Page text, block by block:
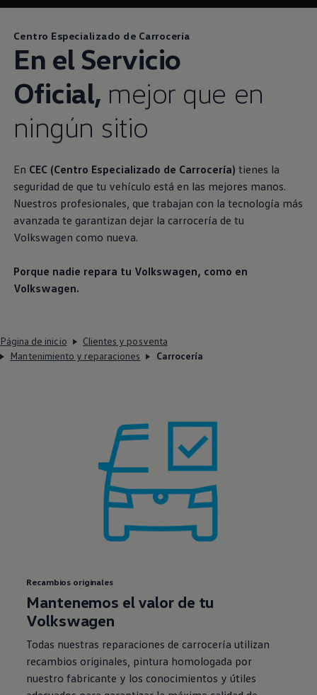
Centro Especializado de Carrocería
En el Servicio
Oficial, mejor que en
ningún sitio
En CEC (Centro Especializado de Carrocería) tienes la
seguridad de que tu vehículo está en las mejores manos.
Nuestros profesionales, que trabajan con la tecnología más
avanzada te garantizan dejar la carrocería de tu
Volkswagen como nueva.
Porque nadie repara tu Volkswagen, como en
Volkswagen.
Página de inicio
Clientes y posventa
Mantenimiento y reparaciones
Carrocería
Recambios originales
Mantenemos el valor de tu
Volkswagen
Todas nuestras reparaciones de carrocería utilizan
recambios originales, pintura homologada por
nuestro fabricante y los conocimientos y útiles